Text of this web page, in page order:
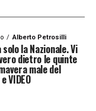
Alberto Petrosilli
la Nazionale. Vi
dietro le quinte
male del
VIDEO